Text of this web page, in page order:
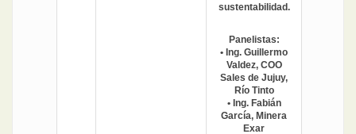
sustentabilidad.
Panelistas:
• Ing. Guillermo
Valdez, COO
Sales de Jujuy,
Río Tinto
• Ing. Fabián
García, Minera
Exar